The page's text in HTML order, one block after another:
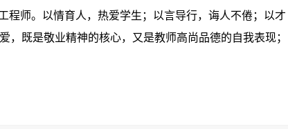
程师。以情育人，热爱学生 ； 以言导行，诲人不倦； 以才
，既是敬业精神的核心，又是教师高尚品德的自我表现；